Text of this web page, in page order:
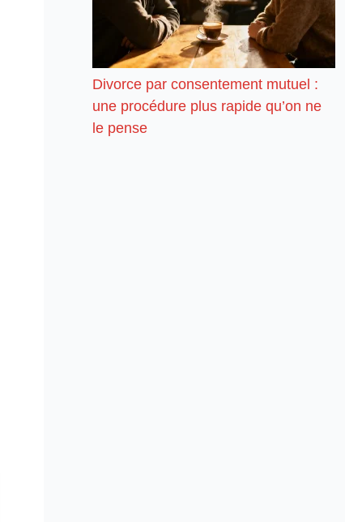
Divorce par consentement mutuel :
une procédure plus rapide qu’on ne
le pense